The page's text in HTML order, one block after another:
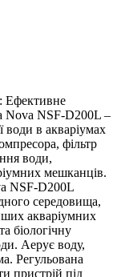
Ефективне
Nova NSF-D200L –
води в акваріумах
фільтр
води,
мешканців.
NSF-D200L
середовища,
акваріумних
біологічну
Аерує воду,
Регульована
пристрій під